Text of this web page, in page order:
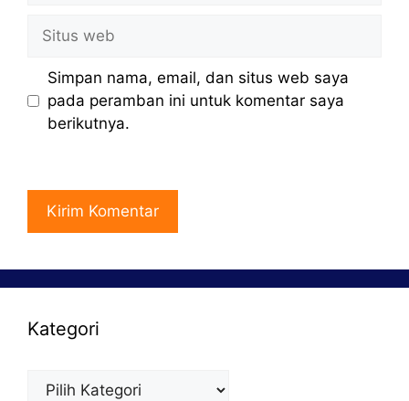
web
Simpan nama, email, dan situs web saya
pada peramban ini untuk komentar saya
berikutnya.
Kategori
Kategori